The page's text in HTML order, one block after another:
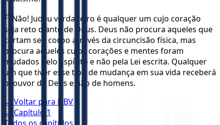
29 Não! Judeu verdadeiro é qualquer um cujo coração
seja reto diante de Deus. Deus não procura aqueles que
cortam seu corpo através da circuncisão física, mas
procura aqueles cujos corações e mentes foram
mudados pelo Espírito e não pela Lei escrita. Qualquer
um que tiver esse tipo de mudança em sua vida receberá
o louvor de Deus e não de homens.
← Voltar para NBV
← Capítulo 1